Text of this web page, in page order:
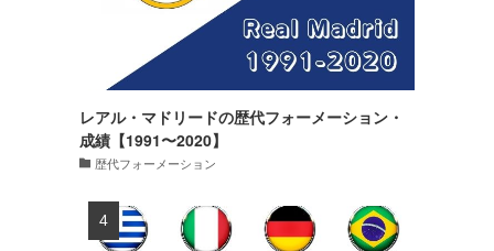
レアル・マドリードの歴代フォーメーション・
成績【1991〜2020】
歴代フォーメーション